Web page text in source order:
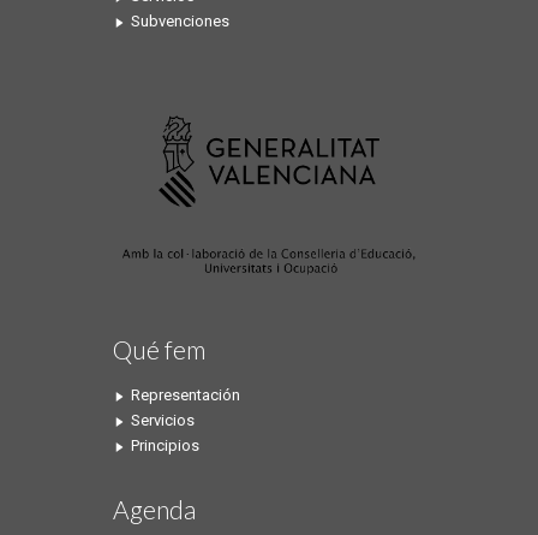
Subvenciones
Qué fem
Representación
Servicios
Principios
Agenda